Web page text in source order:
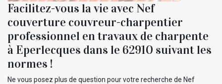
Facilitez-vous la vie avec Nef
couverture couvreur-charpentier
professionnel en travaux de charpente
à Eperlecques dans le 62910 suivant les
normes !
Ne vous posez plus de question pour votre recherche de Nef